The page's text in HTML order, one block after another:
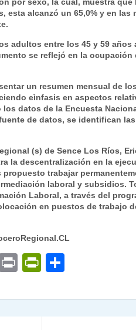
n
y
tir
por sexo, la cual, muestra
alcanzó un 65,0% y en las
adultos entre los 45 y 59 años
se reflejó en la ocupación
un resumen mensual de
eìnfasis en aspectos
datos de la Encuesta
de datos, se identifican
(s) de Sence Los Ríos,
la descentralización en la
trabajar
laboral y subsidios.
Laboral, a través del
en puestos de trabajo
E
P
nt
P
nt m